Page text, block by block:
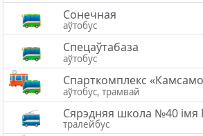
Сонечная
аўтобус
Спецаўтабаза
аўтобус
Спарткомплекс
аўтобус, трамвай
Сярэдняя школа №40
тралейбус